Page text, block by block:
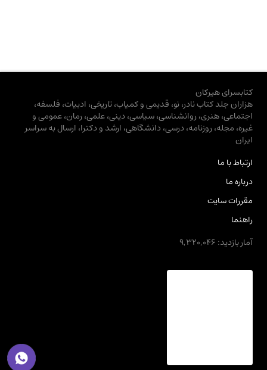
کتابسرای هیرکان
هزاران جلد کتاب نادر، نو، قدیمی و کمیاب، تاریخی، ادبیات، فلسفه،
اجتماعی، هنری، روانشناسی، سیاسی، دینی، علمی، رمان، عمومی و
غیره، مجله، روزنامه، درسی، دانشگاهی، ارشد و دکترا، ارسال به سراسر
ایران
ارتباط با ما
درباره ما
مقررات سایت
راهنما
آمار بازدید: 9,320,046